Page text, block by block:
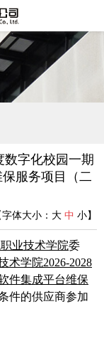
数字化校园一期
服务项目（二
字体大小： 大 中 小】
业技术学院委
术学院2026-2028
件集成平台维保
件的供应商参加